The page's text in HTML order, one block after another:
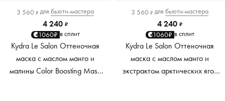
3 560 ₽ для бьюти-мастера
4 240 ₽
1060₽ в сплит
Kydra Le Salon Оттеночная
маска с маслом манго и
малины Color Boosting Mask
3 560 ₽ для бьюти-мастера
4 240 ₽
1060₽ в сплит
Kydra Le Salon Оттеночная
маска с маслом манго и
экстрактом арктических ягод